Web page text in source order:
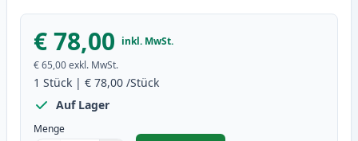
€ 78,00 inkl. MwSt.
€ 65,00exkl. MwSt.
1 Stück | € 78,00 /Stück
Auf Lager
Menge